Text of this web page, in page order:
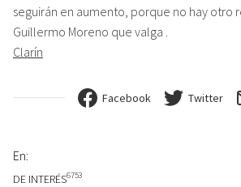
seguirán en aumento, porque no hay otro
Guillermo Moreno que valga .
Clarín
Facebook Twitter
En:
DE INTERÉS6753